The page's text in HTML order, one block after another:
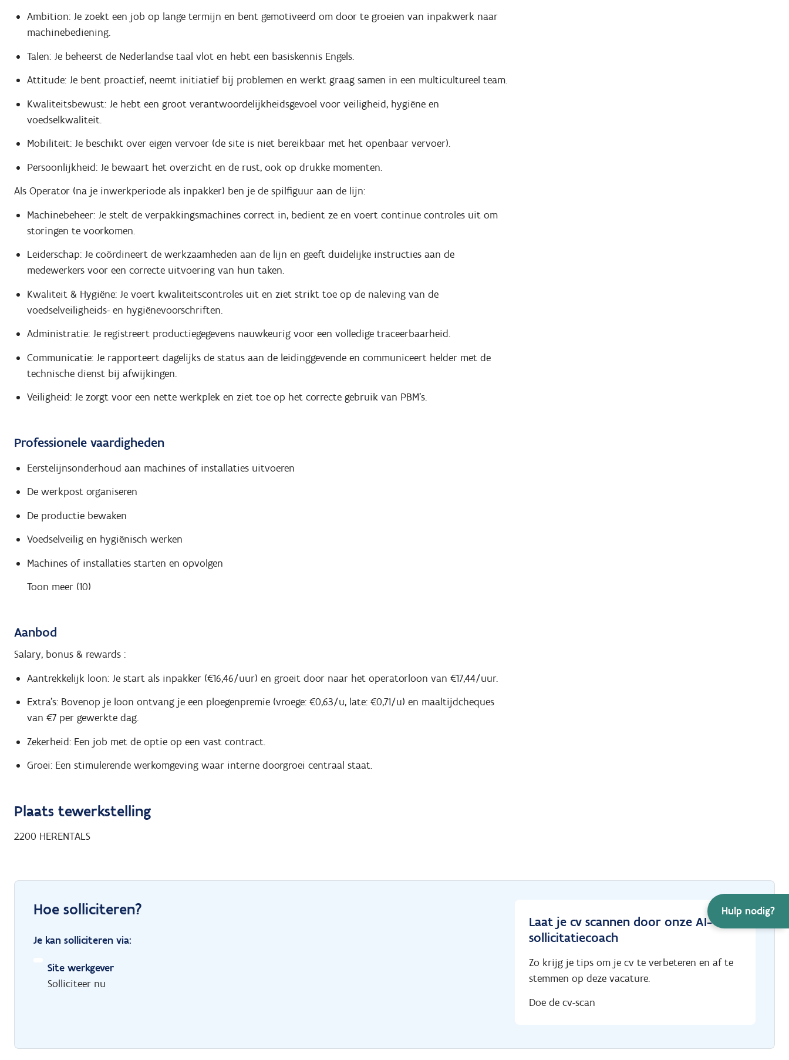
Hulp nodig?
Ambition: Je zoekt een job op lange termijn en bent gemotiveerd om door te groeien van inpakwerk naar
machinebediening.
Talen: Je beheerst de Nederlandse taal vlot en hebt een basiskennis Engels.
Attitude: Je bent proactief, neemt initiatief bij problemen en werkt graag samen in een multicultureel team.
Kwaliteitsbewust: Je hebt een groot verantwoordelijkheidsgevoel voor veiligheid, hygiëne en
voedselkwaliteit.
Mobiliteit: Je beschikt over eigen vervoer (de site is niet bereikbaar met het openbaar vervoer).
Persoonlijkheid: Je bewaart het overzicht en de rust, ook op drukke momenten.
Als Operator (na je inwerkperiode als inpakker) ben je de spilfiguur aan de lijn:
Machinebeheer: Je stelt de verpakkingsmachines correct in, bedient ze en voert continue controles uit om
storingen te voorkomen.
Leiderschap: Je coördineert de werkzaamheden aan de lijn en geeft duidelijke instructies aan de
medewerkers voor een correcte uitvoering van hun taken.
Kwaliteit & Hygiëne: Je voert kwaliteitscontroles uit en ziet strikt toe op de naleving van de
voedselveiligheids- en hygiënevoorschriften.
Administratie: Je registreert productiegegevens nauwkeurig voor een volledige traceerbaarheid.
Communicatie: Je rapporteert dagelijks de status aan de leidinggevende en communiceert helder met de
technische dienst bij afwijkingen.
Veiligheid: Je zorgt voor een nette werkplek en ziet toe op het correcte gebruik van PBM's.
Professionele vaardigheden
Eerstelijnsonderhoud aan machines of installaties uitvoeren
De werkpost organiseren
De productie bewaken
Voedselveilig en hygiënisch werken
Machines of installaties starten en opvolgen
Toon meer (10)
Aanbod
Salary, bonus & rewards :
Aantrekkelijk loon: Je start als inpakker (€16,46/uur) en groeit door naar het operatorloon van €17,44/uur.
Extra's: Bovenop je loon ontvang je een ploegenpremie (vroege: €0,63/u, late: €0,71/u) en maaltijdcheques
van €7 per gewerkte dag.
Zekerheid: Een job met de optie op een vast contract.
Groei: Een stimulerende werkomgeving waar interne doorgroei centraal staat.
Plaats tewerkstelling
2200 HERENTALS
Hoe solliciteren?
Je kan solliciteren via:
Site werkgever
Solliciteer nu
Laat je cv scannen door onze AI-
sollicitatiecoach
Zo krijg je tips om je cv te verbeteren en af te
stemmen op deze vacature.
Doe de cv-scan